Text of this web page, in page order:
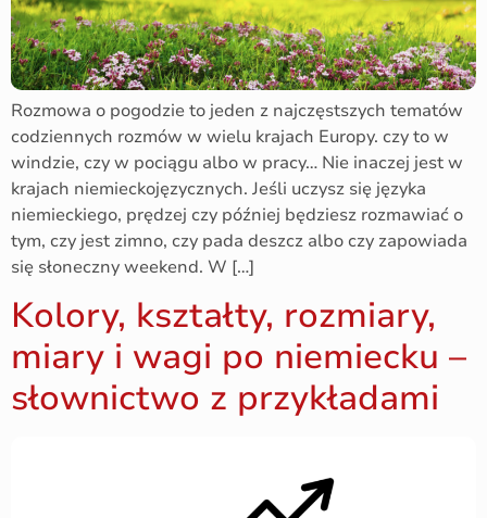
Rozmowa o pogodzie to jeden z najczęstszych tematów
codziennych rozmów w wielu krajach Europy. czy to w
windzie, czy w pociągu albo w pracy… Nie inaczej jest w
krajach niemieckojęzycznych. Jeśli uczysz się języka
niemieckiego, prędzej czy później będziesz rozmawiać o
tym, czy jest zimno, czy pada deszcz albo czy zapowiada
się słoneczny weekend. W […]
Kolory, kształty, rozmiary,
miary i wagi po niemiecku –
słownictwo z przykładami